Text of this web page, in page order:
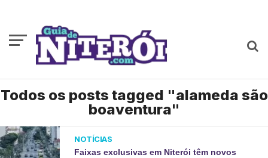
Todos os posts tagged "alameda são
boaventura"
NOTÍCIAS
Faixas exclusivas em Niterói têm novos